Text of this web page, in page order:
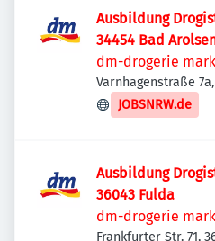
Ausbildung
34454 Bad
dm-drogerie
Varnhagenstraße
Deutschland
JOBSNRW.de
Ausbildung
36043 Fulda
dm-drogerie
Frankfurter Str. 71,